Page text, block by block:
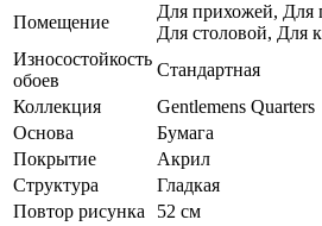
Помещение
Для прихожей, Для
Для столовой, Для
Износостойкость
обоев
Стандартная
Коллекция
Gentlemens Quarters
Основа
Бумага
Покрытие
Акрил
Структура
Гладкая
Повтор рисунка
52 см